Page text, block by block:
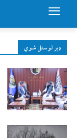
ډېر لوستل شوي